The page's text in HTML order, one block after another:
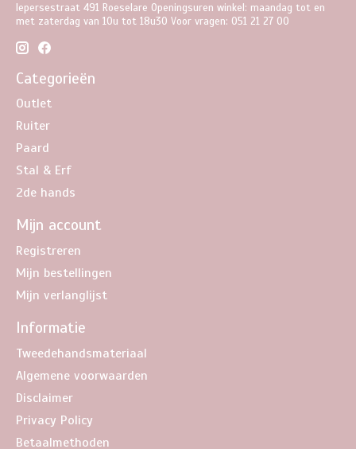
Iepersestraat 491 Roeselare Openingsuren winkel: maandag tot en
met zaterdag van 10u tot 18u30 Voor vragen: 051 21 27 00
Categorieën
Outlet
Ruiter
Paard
Stal & Erf
2de hands
Mijn account
Registreren
Mijn bestellingen
Mijn verlanglijst
Informatie
Tweedehandsmateriaal
Algemene voorwaarden
Disclaimer
Privacy Policy
Betaalmethoden